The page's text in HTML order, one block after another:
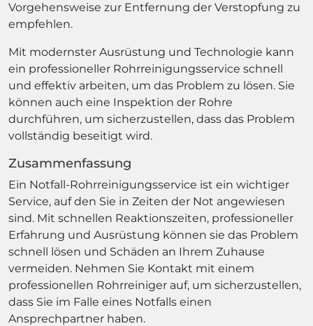
Vorgehensweise zur Entfernung der Verstopfung zu
empfehlen.
Mit modernster Ausrüstung und Technologie kann
ein professioneller Rohrreinigungsservice schnell
und effektiv arbeiten, um das Problem zu lösen. Sie
können auch eine Inspektion der Rohre
durchführen, um sicherzustellen, dass das Problem
vollständig beseitigt wird.
Zusammenfassung
Ein Notfall-Rohrreinigungsservice ist ein wichtiger
Service, auf den Sie in Zeiten der Not angewiesen
sind. Mit schnellen Reaktionszeiten, professioneller
Erfahrung und Ausrüstung können sie das Problem
schnell lösen und Schäden an Ihrem Zuhause
vermeiden. Nehmen Sie Kontakt mit einem
professionellen Rohrreiniger auf, um sicherzustellen,
dass Sie im Falle eines Notfalls einen
Ansprechpartner haben.